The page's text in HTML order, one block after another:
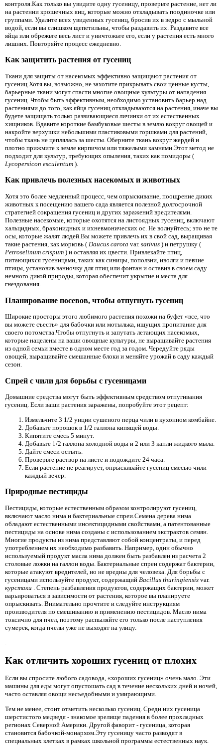
контроля.Как только вы увидите одну гусеницу, проверьте растение, нет ли
на растении крошечных яиц, которые можно откладывать поодиночке или
группами. Удалите всех увиденных гусениц, бросив их в ведро с мыльной
водой, если вы слишком щепетильны, чтобы раздавить их. Раздавите все
яйца или обрежьте весь лист и уничтожьте его, если у растения есть много
лишних. Повторяйте процесс ежедневно.
Как защитить растения от гусениц
Ткани для защиты от насекомых эффективно защищают растения от
гусениц.Хотя вы, возможно, не захотите прикрывать свои ценные кусты,
барьерные ткани могут спасти многие овощные культуры от нападения
гусениц. Чтобы быть эффективным, необходимо установить барьер над
растениями до того, как яйца гусениц откладываются на растения, иначе вы
будете защищать только развивающиеся личинки от их естественных
хищников. Вдавите короткие бамбуковые шесты в землю вокруг овощей и
накройте верхушки небольшими пластиковыми горшками для растений,
чтобы ткань не цеплялась за шесты. Оберните ткань вокруг жердей и
плотно прижмите к земле кирпичом или тяжелыми камнями.Этот метод не
подходит для культур, требующих опыления, таких как помидоры (
Lycopersicon esculentum ).
Как привлечь полезных насекомых и животных
Хотя это более медленный процесс, чем опрыскивание, поощрение диких
животных к посещению вашего сада является полезной долгосрочной
стратегией сокращения гусениц и других заражений вредителями.
Полезные насекомые, которые охотятся на листоядных гусениц, включают
хальцидных, брахонидных и ихневмонических ос. Не волнуйтесь; это не те
осы, которые жалят людей.Вы можете привлечь их в свой сад, выращивая
такие растения, как морковь ( Daucus carota var. sativus ) и петрушку (
Petroselinum crispum ) и оставляя их цвести. Привлекайте птиц,
питающихся гусеницами, таких как синицы, поползни, иволги и певчие
птицы, установив ванночку для птиц или фонтан и оставив в своем саду
немного дикой природы, которая обеспечит укрытие и места для
гнездования.
Планирование посевов, чтобы отпугнуть гусениц
Широкие просторы этого любимого растения похожи на буфет «все, что
вы можете съесть» для бабочки или мотылька, ищущих пропитание для
своего потомства.Чтобы отпугнуть и запутать летающих насекомых,
которые нацелены на ваши овощные культуры, не выращивайте растения
из одной семьи вместе в одном месте год за годом. Чередуйте ряды
овощей, выращивайте смешанные блоки и меняйте урожай в саду каждый
сезон.
Спрей с чили для борьбы с гусеницами
Домашние средства могут быть эффективным средством отпугивания
гусениц. Если ваши растения заражены, попробуйте этот рецепт:
Измельчите 3 1/2 унции сушеного перца чили в кухонном комбайне.
Добавьте порошок в 1/2 галлона кипящей воды.
Кипятите смесь 5 минут.
Добавьте 1/2 галлона холодной воды и 2 или 3 капли жидкого мыла.
Дайте смеси остыть.
Проверьте раствор на листе и подождите 24 часа.
Если растение не реагирует, опрыскивайте гусениц смесью чили
каждый вечер.
Природные пестициды
Пестициды, которые естественным образом контролируют гусениц,
включают масло нима и бактериальные спреи.Семена дерева нима
обладают естественными инсектицидными свойствами, а патентованные
пестициды на основе нима созданы с использованием экстрактов семян.
Многие продукты из нима представляют собой концентраты, и перед
употреблением их необходимо разбавить. Например, один обычно
используемый продукт масла нима должен быть разбавлен из расчета 2
столовые ложки на галлон воды. Бактериальные спреи содержат бактерии,
которые атакуют вредителей, но не вредны для человека. Для борьбы с
гусеницами используйте продукт, содержащий Bacillus thuringiensis var.
курстаки
. Степень разбавления продуктов, содержащих бактерии, может
варьироваться в зависимости от растения, которое вы планируете
опрыскивать. Внимательно прочтите и следуйте инструкциям
производителя по смешиванию и применению пестицидов. Масло нима
токсично для пчел, поэтому распыляйте его только после наступления
сумерек, когда пчелы уже не выходят на улицу.
.
Как отличить хороших гусениц от плохих
Если вы спросите любого садовода, «хороших гусениц» очень мало. Эти
машины для еды могут опустошать сад в течение нескольких дней и ночей,
часто оставляя овощи несъедобными и умирающими.
Тем не менее, стоит отметить несколько гусениц. Среди них гусеница
шерстистого медведя - знакомое зрелище падения в более прохладных
регионах Северной Америки. Другой фаворит - гусеница, которая
становится бабочкой-монархом.Эту гусеницу часто разводят в
специальных клетках в рамках школьной программы естественных наук.